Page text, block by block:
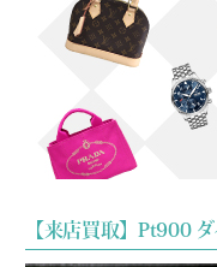
【来店買取】Pt900